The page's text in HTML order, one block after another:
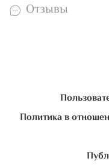
Отзывы
Политика в